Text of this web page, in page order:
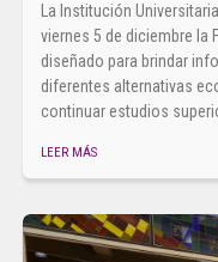
La Institución
viernes 5 de diciembre la
diseñado para brindar
diferentes alternativas
continuar estudios
LEER MÁS